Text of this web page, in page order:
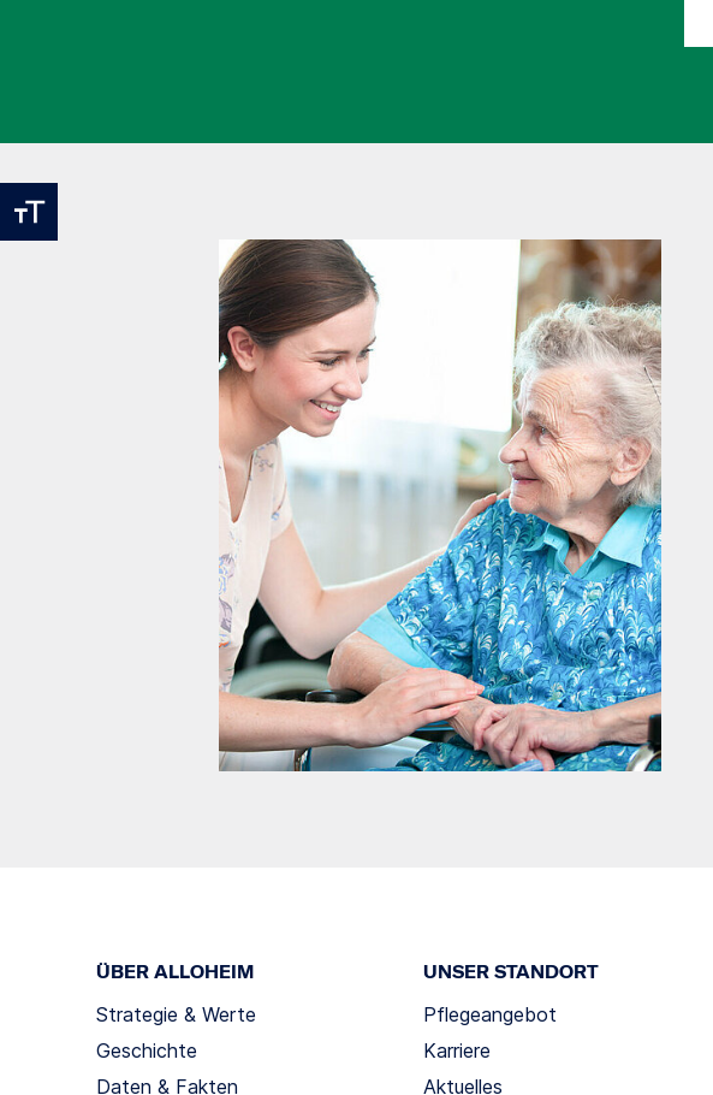
ÜBER ALLOHEIM
Strategie & Werte
Geschichte
Daten & Fakten
UNSER STANDORT
Pflegeangebot
Karriere
Aktuelles